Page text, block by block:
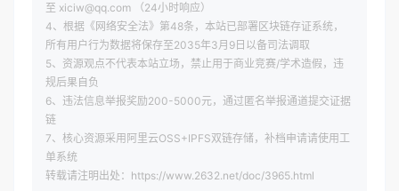
至 xiciw@qq.com （24小时响应）
4、根据《网络安全法》第48条，本站已部署区块链存证系统，
所有用户行为数据将保存至2035年3月9日以备司法调取
5、资源观点不代表本站立场，禁止用于商业竞赛/学术造假，违
规后果自负
6、违法信息举报奖励200-5000元，通过匿名举报通道提交证据
链
7、核心资源采用阿里云OSS+IPFS双链存储，补档申请请使用工
单系统
转载请注明出处：https://www.2632.net/doc/3965.html